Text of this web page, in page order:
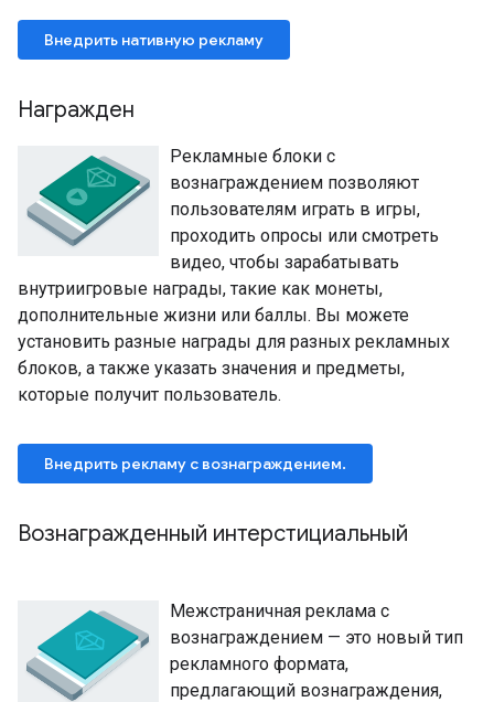
Внедрить нативную рекламу
Награжден
Рекламные блоки с
вознаграждением позволяют
пользователям играть в игры,
проходить опросы или смотреть
видео, чтобы зарабатывать
внутриигровые награды, такие как монеты,
дополнительные жизни или баллы. Вы можете
установить разные награды для разных рекламных
блоков, а также указать значения и предметы,
которые получит пользователь.
Внедрить рекламу с вознаграждением.
Вознагражденный интерстициальный
Межстраничная реклама с
вознаграждением — это новый тип
рекламного формата,
предлагающий вознаграждения,